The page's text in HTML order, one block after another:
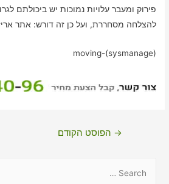
פירוק ומעבר עלויות נמוכות יש ביכולתם
להצלחה מסחררת, ועל כן זה דורש: אתר
moving-(sysmanage)
ניווט→ הפוסט הקודם